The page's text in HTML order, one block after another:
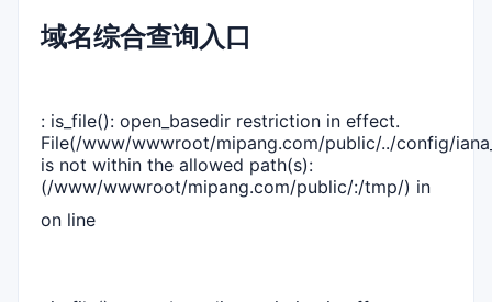
域名综合查询入口
: is_file(): open_basedir restriction in effect.
File(/www/wwwroot/mipang.com/public/../config/
is not within the allowed path(s):
(/www/wwwroot/mipang.com/public/:/tmp/) in
on line